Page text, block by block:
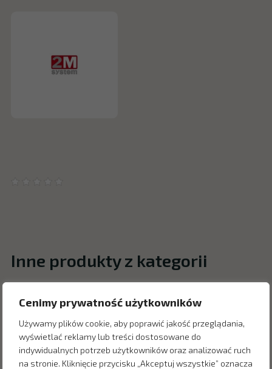
Cenimy prywatność użytkowników
Używamy plików cookie, aby poprawić jakość przeglądania,
wyświetlać reklamy lub treści dostosowane do
indywidualnych potrzeb użytkowników oraz analizować ruch
na stronie. Kliknięcie przycisku „Akceptuj wszystkie” oznacza
Inne produkty z kategorii